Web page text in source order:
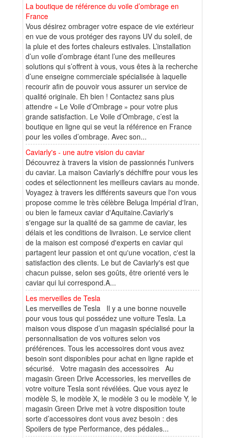
La boutique de référence du voile d’ombrage en
France
Vous désirez ombrager votre espace de vie extérieur
en vue de vous protéger des rayons UV du soleil, de
la pluie et des fortes chaleurs estivales. L’installation
d’un voile d’ombrage étant l’une des meilleures
solutions qui s’offrent à vous, vous êtes à la recherche
d’une enseigne commerciale spécialisée à laquelle
recourir afin de pouvoir vous assurer un service de
qualité originale. Eh bien ! Contactez sans plus
attendre « Le Voile d’Ombrage » pour votre plus
grande satisfaction. Le Voile d’Ombrage, c’est la
boutique en ligne qui se veut la référence en France
pour les voiles d’ombrage. Avec son...
Caviarly's - une autre vision du caviar
Découvrez à travers la vision de passionnés l'univers
du caviar. La maison Caviarly's déchiffre pour vous les
codes et sélectionnent les meilleurs caviars au monde.
Voyagez à travers les différents saveurs que l'on vous
propose comme le très célèbre Beluga Impérial d'Iran,
ou bien le fameux caviar d'Aquitaine.Caviarly's
s'engage sur la qualité de sa gamme de caviar, les
délais et les conditions de livraison. Le service client
de la maison est composé d'experts en caviar qui
partagent leur passion et ont qu'une vocation, c'est la
satisfaction des clients. Le but de Caviarly's est que
chacun puisse, selon ses goûts, être orienté vers le
caviar qui lui correspond.A...
Les merveilles de Tesla
Les merveilles de Tesla Il y a une bonne nouvelle
pour vous tous qui possédez une voiture Tesla. La
maison vous dispose d’un magasin spécialisé pour la
personnalisation de vos voitures selon vos
préférences. Tous les accessoires dont vous avez
besoin sont disponibles pour achat en ligne rapide et
sécurisé. Votre magasin des accessoires Au
magasin Green Drive Accessories, les merveilles de
votre voiture Tesla sont révélées. Que vous ayez le
modèle S, le modèle X, le modèle 3 ou le modèle Y, le
magasin Green Drive met à votre disposition toute
sorte d’accessoires dont vous avez besoin : des
Spoilers de type Performance, des pédales...